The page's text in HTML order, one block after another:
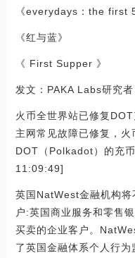
《everydays：the first
《红与蓝》
《 First Supper 》
发文：PAKA Labs研究
火币全世界站已修复
主网常见故障已修复，火
DOT（Polkadot）的充
11:09:49]
英国NatWest金融机构将
户:英国商业服务和零售
买卖的企业客户。
了英国金融体系个人行